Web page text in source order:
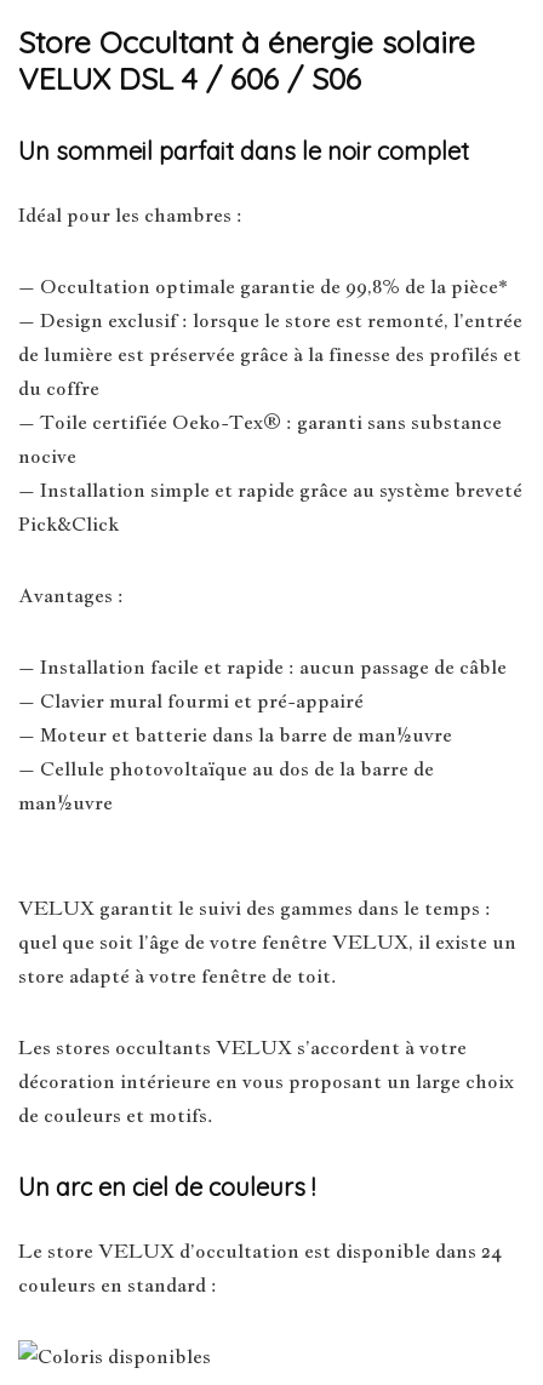
Store Occultant à énergie solaire
VELUX DSL 4 / 606 / S06
Un sommeil parfait dans le noir complet
Idéal pour les chambres :
– Occultation optimale garantie de 99,8% de la pièce*
– Design exclusif : lorsque le store est remonté, l’entrée
de lumière est préservée grâce à la finesse des profilés et
du coffre
– Toile certifiée Oeko-Tex® : garanti sans substance
nocive
– Installation simple et rapide grâce au système breveté
Pick&Click
Avantages :
– Installation facile et rapide : aucun passage de câble
– Clavier mural fourmi et pré-appairé
– Moteur et batterie dans la barre de man½uvre
– Cellule photovoltaïque au dos de la barre de
man½uvre
VELUX garantit le suivi des gammes dans le temps :
quel que soit l’âge de votre fenêtre VELUX, il existe un
store adapté à votre fenêtre de toit.
Les stores occultants VELUX s’accordent à votre
décoration intérieure en vous proposant un large choix
de couleurs et motifs.
Un arc en ciel de couleurs !
Le store VELUX d’occultation est disponible dans 24
couleurs en standard :